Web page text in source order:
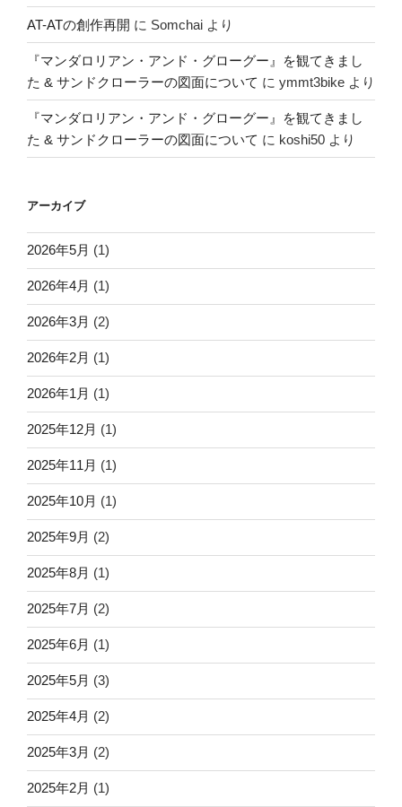
AT-ATの創作再開 に Somchai より
『マンダロリアン・アンド・グローグー』を観てきまし
た & サンドクローラーの図面について に ymmt3bike より
『マンダロリアン・アンド・グローグー』を観てきまし
た & サンドクローラーの図面について に koshi50 より
アーカイブ
2026年5月 (1)
2026年4月 (1)
2026年3月 (2)
2026年2月 (1)
2026年1月 (1)
2025年12月 (1)
2025年11月 (1)
2025年10月 (1)
2025年9月 (2)
2025年8月 (1)
2025年7月 (2)
2025年6月 (1)
2025年5月 (3)
2025年4月 (2)
2025年3月 (2)
2025年2月 (1)